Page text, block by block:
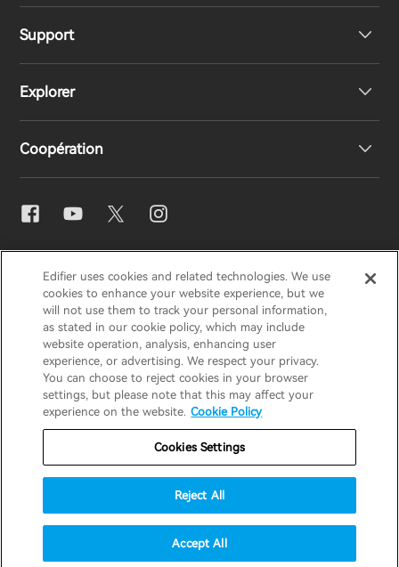
Haut-parleurs
Écouteurs
Casques
Support
Déclaration de conformité UE
Support produit
Contactez-nous
Explorer
Notre histoire
Presse
Blogues
Prix ​​de conception
Responsabilités sociales
Coopération
Distributeurs régionaux
Devenez distributeurs
Avis sur les cookiesPolitique de garantie
Politique de garantie
Avis de confidentialité
Conditions d'utilisation
Avis important
France / Français
© 2026 Edifier. All rights reserved.
Edifier uses cookies and related technologies. We use
cookies to enhance your website experience, but we
will not use them to track your personal information,
as stated in our cookie policy, which may include
website operation, analysis, enhancing user
experience, or advertising. We respect your privacy.
You can choose to reject cookies in your browser
settings, but please note that this may affect your
experience on the website. Cookie Policy
Cookies Settings
Reject All
Accept All